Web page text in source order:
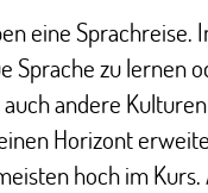
eine Sprachreise.
Sprache zu lernen
andere Kulturen
Horizont
hoch im Kurs.